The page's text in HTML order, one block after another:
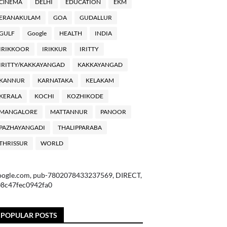
DELHI EDUCATION EKM
GOA GUDALLUR
Google HEALTH INDIA
IRIKKUR IRITTY
KAKKAYANGAD KAKKAYANGAD
KARNATAKA KELAKAM
KOCHI KOZHIKODE
MATTANNUR PANOOR
THALIPPARABA
WORLD
pub-7802078433237569, DIRECT,
POPULAR POSTS